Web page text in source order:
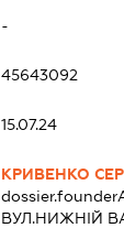
-
45643092
15.07.24
КРИВЕНКО
ВУЛ.НИЖНІЙ